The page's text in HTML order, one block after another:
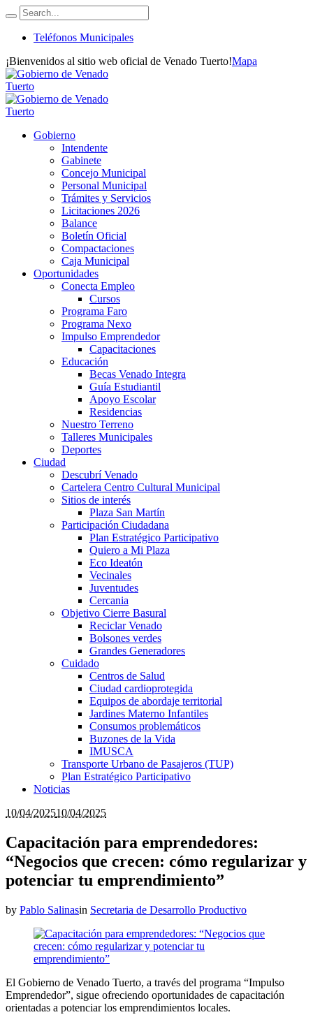
Teléfonos Municipales
¡Bienvenidos al sitio web oficial de Venado Tuerto!Mapa
Gobierno
Intendente
Gabinete
Concejo Municipal
Personal Municipal
Trámites y Servicios
Licitaciones 2026
Balance
Boletín Oficial
Compactaciones
Caja Municipal
Oportunidades
Conecta Empleo
Cursos
Programa Faro
Programa Nexo
Impulso Emprendedor
Capacitaciones
Educación
Becas Venado Integra
Guía Estudiantil
Apoyo Escolar
Residencias
Nuestro Terreno
Talleres Municipales
Deportes
Ciudad
Descubrí Venado
Cartelera Centro Cultural Municipal
Sitios de interés
Plaza San Martín
Participación Ciudadana
Plan Estratégico Participativo
Quiero a Mi Plaza
Eco Ideatón
Vecinales
Juventudes
Cercania
Objetivo Cierre Basural
Reciclar Venado
Bolsones verdes
Grandes Generadores
Cuidado
Centros de Salud
Ciudad cardioprotegida
Equipos de abordaje territorial
Jardines Materno Infantiles
Consumos problemáticos
Buzones de la Vida
IMUSCA
Transporte Urbano de Pasajeros (TUP)
Plan Estratégico Participativo
Noticias
10/04/202510/04/2025
Capacitación para emprendedores:
“Negocios que crecen: cómo regularizar y
potenciar tu emprendimiento”
by Pablo Salinasin Secretaria de Desarrollo Productivo
El Gobierno de Venado Tuerto, a través del programa “Impulso
Emprendedor”, sigue ofreciendo oportunidades de capacitación
orientadas a potenciar los emprendimientos locales.